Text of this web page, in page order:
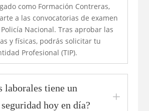
como Formación Contreras,
a las convocatorias de examen
Nacional. Tras aprobar las
y físicas, podrás solicitar tu
Profesional (TIP).
laborales tiene un
hoy en día?
L